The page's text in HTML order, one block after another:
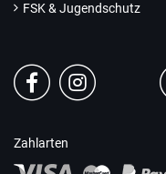
FSK & Jugendschutz
Zahlarten